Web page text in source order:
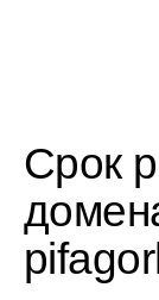
Срок